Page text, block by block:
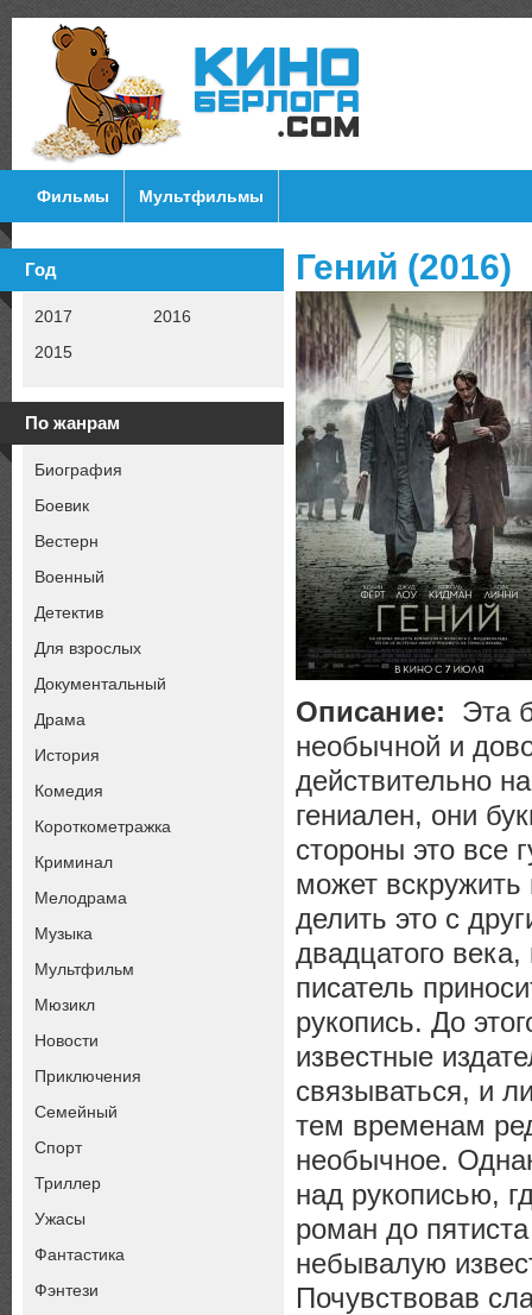
Фильмы Мультфильмы
Год
2017
2016
2015
По жанрам
Биография
Боевик
Вестерн
Военный
Детектив
Для взрослых
Документальный
Драма
История
Комедия
Короткометражка
Криминал
Мелодрама
Музыка
Мультфильм
Мюзикл
Новости
Приключения
Семейный
Спорт
Триллер
Ужасы
Фантастика
Фэнтези
Гений (2016)
Описание:
Эта
необычной и
действительно
гениален, они
стороны это все
может вскружить
делить это с
двадцатого
писатель
рукопись. До
известные
связываться, и
тем временам
необычное.
над рукописью,
роман до
небывалую
Почувствовав